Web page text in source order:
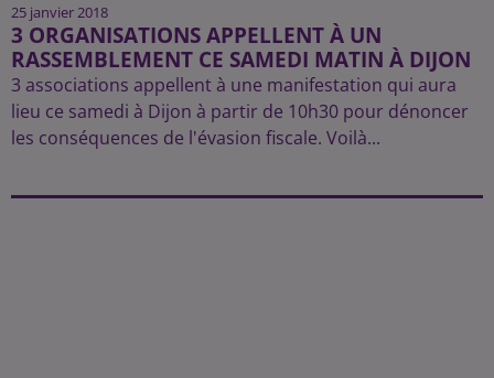
25 janvier 2018
3 ORGANISATIONS APPELLENT À UN
RASSEMBLEMENT CE SAMEDI MATIN À DIJON
3 associations appellent à une manifestation qui aura
lieu ce samedi à Dijon à partir de 10h30 pour dénoncer
les conséquences de l'évasion fiscale. Voilà...